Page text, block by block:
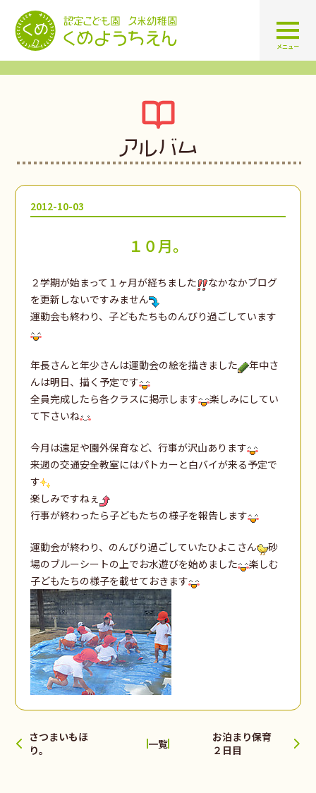
認定こども園 学校法人久米幼
メニュー
アルバム
2012-10-03
１０月。
２学期が始まって１ヶ月が経ちました
なかなかブログ
を更新しないですみません
運動会も終わり、子どもたちものんびり過ごしています
年長さんと年少さんは運動会の絵を描きました
年中さ
んは明日、描く予定です
全員完成したら各クラスに掲示します
楽しみにしてい
て下さいね
今月は遠足や園外保育など、行事が沢山あります
来週の交通安全教室にはパトカーと白バイが来る予定で
す
楽しみですねぇ
行事が終わったら子どもたちの様子を報告します
運動会が終わり、のんびり過ごしていたひよこさん
砂
場のブルーシートの上でお水遊びを始めました
楽しむ
子どもたちの様子を載せておきます
さつまいもほ
り。
一覧
お泊まり保育
２日目